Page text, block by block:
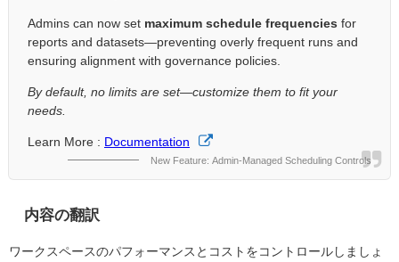
Admins can now set maximum schedule frequencies for
reports and datasets—preventing overly frequent runs and
ensuring alignment with governance policies.
By default, no limits are set—customize them to fit your
needs.
Learn More : Documentation
New Feature: Admin-Managed Scheduling Controls
内容の翻訳
ワークスペースのパフォーマンスとコストをコントロールしましょ